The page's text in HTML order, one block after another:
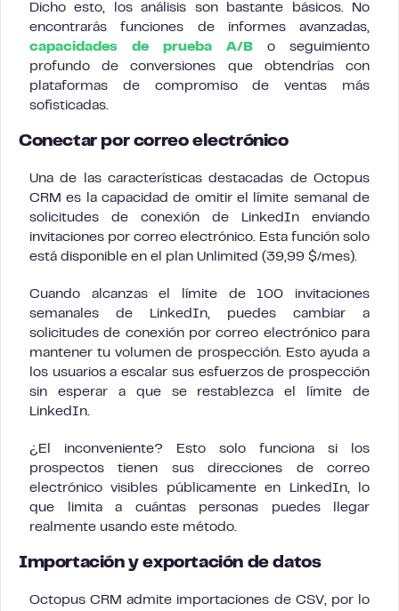
Dicho esto, los análisis son bastante básicos. No
encontrarás funciones de informes avanzadas,
capacidades de prueba A/B o seguimiento
profundo de conversiones que obtendrías con
plataformas de compromiso de ventas más
sofisticadas.
Conectar por correo electrónico
Una de las características destacadas de Octopus
CRM es la capacidad de omitir el límite semanal de
solicitudes de conexión de LinkedIn enviando
invitaciones por correo electrónico. Esta función solo
está disponible en el plan Unlimited (39,99 $/mes).
Cuando alcanzas el límite de 100 invitaciones
semanales de LinkedIn, puedes cambiar a
solicitudes de conexión por correo electrónico para
mantener tu volumen de prospección. Esto ayuda a
los usuarios a escalar sus esfuerzos de prospección
sin esperar a que se restablezca el límite de
LinkedIn.
¿El inconveniente? Esto solo funciona si los
prospectos tienen sus direcciones de correo
electrónico visibles públicamente en LinkedIn, lo
que limita a cuántas personas puedes llegar
realmente usando este método.
Importación y exportación de datos
Octopus CRM admite importaciones de CSV, por lo